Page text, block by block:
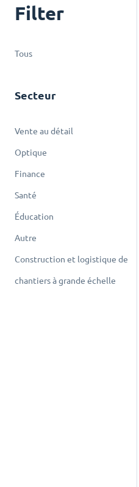
Filter
Tous
Secteur
Vente au détail
Optique
Finance
Santé
Éducation
Autre
Construction et logistique de
chantiers à grande échelle